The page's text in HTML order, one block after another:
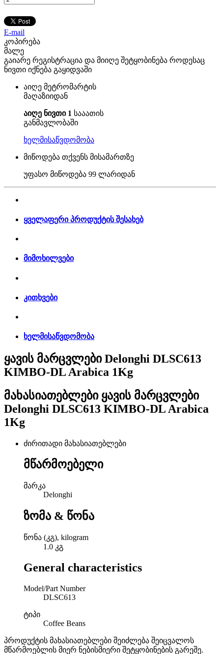
E-mail
კოპირება
მალე
გაიარე რეგისტრაცია და მიიღე შეტყობინება როდესაც
ნივთი იქნება გაყიდვაში
აიღე მეტრომარტის
მაღაზიიდან
აიღე ნივთი 1 სააათის
განმავლობაში
ხელმისაწვდომობა
მიწოდება თქვენს მისამართზე
უფასო მიწოდება 99 ლარიდან
ყველაფერი პროდუქტის შესახებ
მიმოხილვები
კითხვები
ხელმისაწვდომობა
ყავის მარცვლები Delonghi DLSC613
KIMBO-DL Arabica 1Kg
მახასიათებლები ყავის მარცვლები
Delonghi DLSC613 KIMBO-DL Arabica
1Kg
ძირითადი მახასიათებლები
მწარმოებელი
მარკა
Delonghi
ზომა & წონა
წონა (კგ), kilogram
1.0 კგ
General characteristics
Model/Part Number
DLSC613
ტიპი
Coffee Beans
პროდუქტის მახასიათებლები შეიძლება შეიცვალოს
მწარმოებლის მიერ ნებისმიერი შეტყობინების გარეშე.